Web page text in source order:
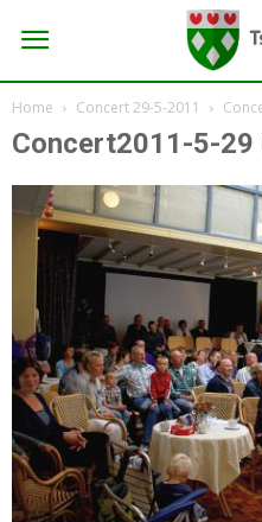
Home Concert 29-5-2011
Concert2011-5-29